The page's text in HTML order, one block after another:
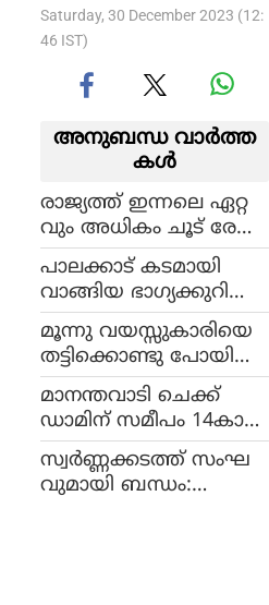
Saturday, 30 December 2023 (12:
46 IST)
അനുബന്ധ വാര്‍ത്ത
കള്‍
രാജ്യത്ത് ഇന്നലെ ഏറ്റ
വും അധികം ചൂട് രേഖ
പ്പെടുത്തിയത് ക
ണ്ണൂരില്‍
പാലക്കാട് കടമായി
വാങ്ങിയ ഭാഗ്യക്കുറിക്ക്
ഒരു കോടി രൂപയുടെ സ
മ്മാനം
മൂന്നു വയസ്സുകാരിയെ
തട്ടിക്കൊണ്ടു പോയി
പീഡിപ്പിച്ച വൃദ്ധൻ അറ
സ്റ്റിൽ
മാനന്തവാടി ചെക്ക്
ഡാമിന് സമീപം 14കാര
ന്‍ വൈദ്യുതാഘാതമേറ്റ്
മരിച്ചു
സ്വര്‍ണ്ണക്കടത്ത് സംഘ
വുമായി ബന്ധം: